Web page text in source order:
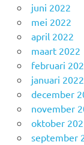
juni 2022
mei 2022
april 2022
maart 2022
februari
januari 2022
december
november
oktober
september